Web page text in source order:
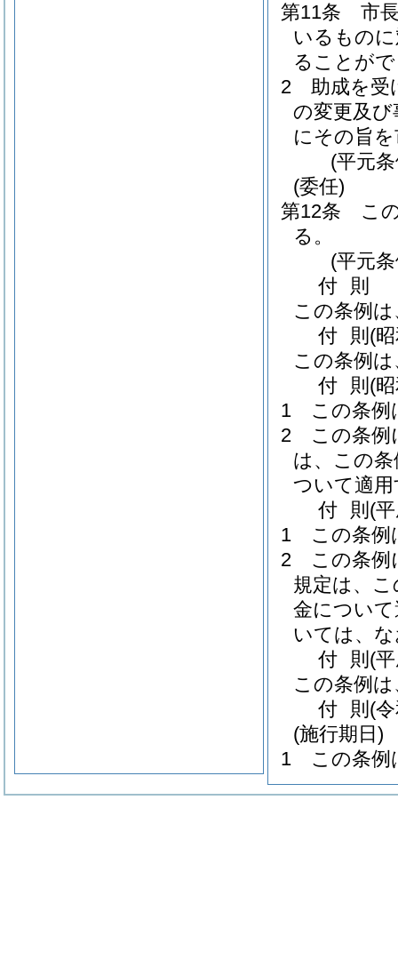
第11条
市
いるもの
ることが
2
助成を受
の変更及
にその旨
(平元
(委任)
第12条
こ
る。
(平元
付 則
この条例
付 則 (
この条例
付 則 (
1
この条例
2
この条例
は、この
ついて適
付 則 (
1
この条例
2
この条例
規定は、
金につい
いては、
付 則 (
この条例
付 則 (
(施行期日)
1
この条例